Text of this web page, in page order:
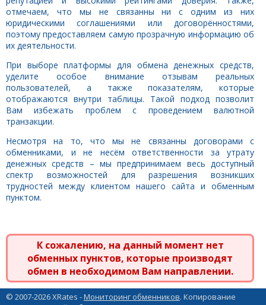
отмечаем, что мы не связанны ни с одним из них
юридическими соглашениями или договорённостями,
поэтому предоставляем самую прозрачную информацию об
их деятельности.
При выборе платформы для обмена денежных средств,
уделите особое внимание отзывам реальных
пользователей, а также показателям, которые
отображаются внутри таблицы. Такой подход позволит
Вам избежать проблем с проведением валютной
транзакции.
Несмотря на то, что мы не связанны договорами с
обменниками, и не несём ответственности за утрату
денежных средств – мы предпринимаем весь доступный
спектр возможностей для разрешения возникших
трудностей между клиентом нашего сайта и обменным
пунктом.
К сожалению, на данный момент нет
обменных пунктов, которые производят
обмен в необходимом Вам направлении.
© 2007-2026 XRates -Мониторинг обменников. Копирование